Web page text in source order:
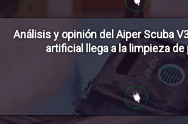
Análisis y opinión del Aiper Scuba
artificial llega a la limpieza